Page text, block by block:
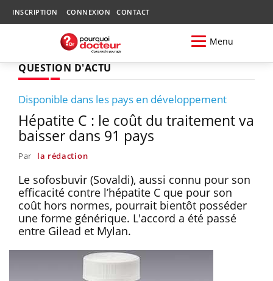
INSCRIPTION CONNEXION CONTACT
Menu
QUESTION D'ACTU
Disponible dans les pays en développement
Hépatite C : le coût du traitement va
baisser dans 91 pays
Par la rédaction
Le sofosbuvir (Sovaldi), aussi connu pour son
efficacité contre l’hépatite C que pour son
coût hors normes, pourrait bientôt posséder
une forme générique. L'accord a été passé
entre Gilead et Mylan.